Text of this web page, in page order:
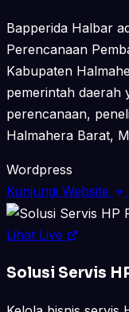
Bapperida Halbar
Perencanaan
Kabupaten
pemerintah daerah
perencanaan,
Halmahera Barat,
Wordpress
Kunjungi Website
Lihat Live
Solusi Servis